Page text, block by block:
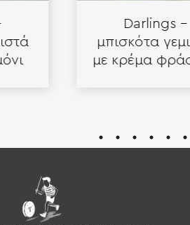
Darlings –
μπισκότα γεμιστά
με κρέμα φράουλα